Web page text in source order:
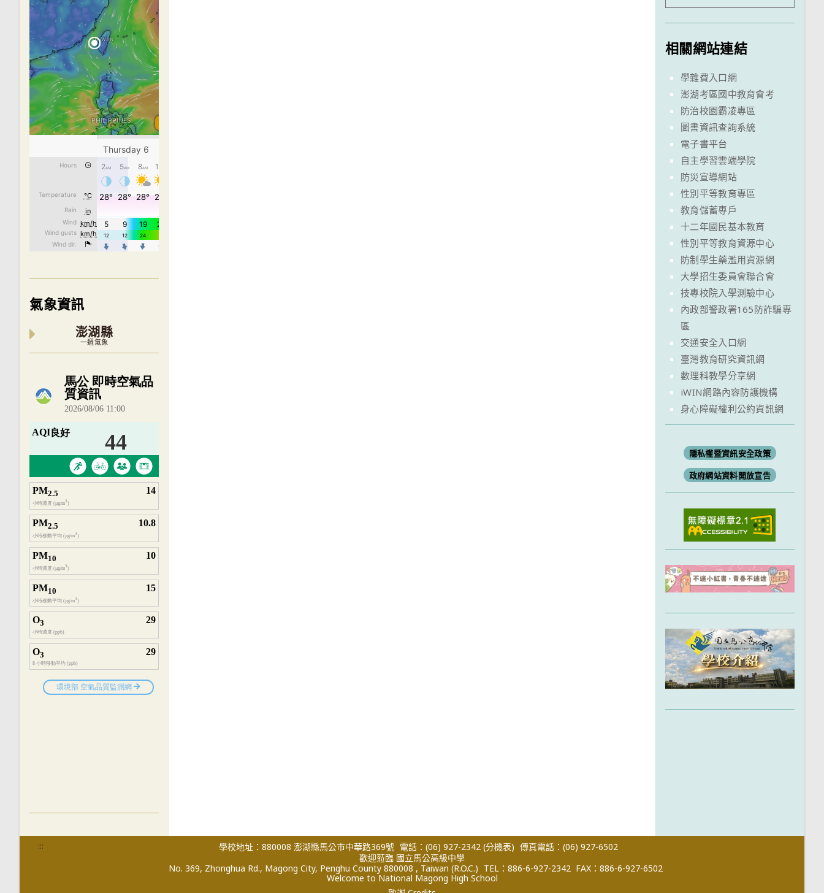
氣象資訊
澎湖縣
一週氣象
內嵌空氣品質小工具為視覺預覽，完整即時空氣品質資料請開啟
相關網站連結
學雜費入口網
澎湖考區國中教育會考
防治校園霸凌專區
圖書資訊查詢系統
電子書平台
自主學習雲端學院
防災宣導網站
性別平等教育專區
教育儲蓄專戶
十二年國民基本教育
性別平等教育資源中心
防制學生藥濫用資源網
大學招生委員會聯合會
技專校院入學測驗中心
內政部警政署165防詐騙專
區
交通安全入口網
臺灣教育研究資訊網
數理科教學分享網
iWIN網路內容防護機構
身心障礙權利公約資訊網
隱私權暨資訊安全政策
政府網站資料開放宣告
::: 學校地址：880008 澎湖縣馬公市中華路369號 電話：(06) 927-2342 (分機表) 傳真電話：(06) 927-6502
歡迎蒞臨 國立馬公高級中學
No. 369, Zhonghua Rd., Magong City, Penghu County 880008 , Taiwan (R.O.C.) TEL：886-6-927-2342 FAX：886-6-927-6502
Welcome to National Magong High School